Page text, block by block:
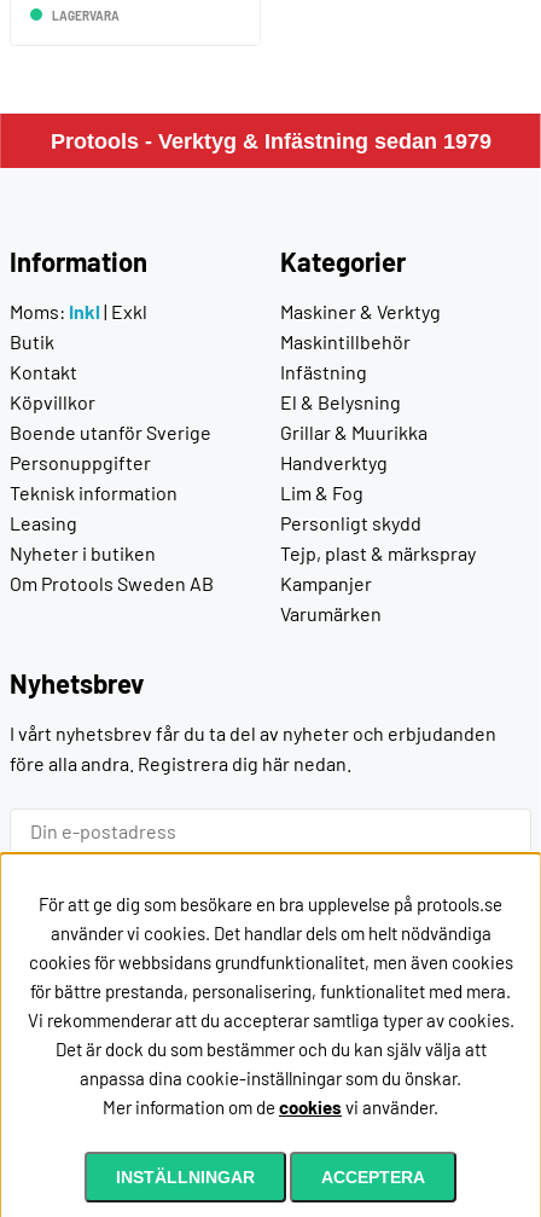
LAGERVARA
Protools - Verktyg & Infästning sedan 1979
Information
Moms: Inkl | Exkl
Butik
Kontakt
Köpvillkor
Boende utanför Sverige
Personuppgifter
Teknisk information
Leasing
Nyheter i butiken
Om Protools Sweden AB
Kategorier
Maskiner & Verktyg
Maskintillbehör
Infästning
El & Belysning
Grillar & Muurikka
Handverktyg
Lim & Fog
Personligt skydd
Tejp, plast & märkspray
Kampanjer
Varumärken
Nyhetsbrev
I vårt nyhetsbrev får du ta del av nyheter och erbjudanden
före alla andra. Registrera dig här nedan.
Ok
Kontakt
eller ring oss på +46162002020
För att ge dig som besökare en bra upplevelse på protools.se
använder vi cookies. Det handlar dels om helt nödvändiga
cookies för webbsidans grundfunktionalitet, men även cookies
för bättre prestanda, personalisering, funktionalitet med mera.
Vi rekommenderar att du accepterar samtliga typer av cookies.
Det är dock du som bestämmer och du kan själv välja att
anpassa dina cookie-inställningar som du önskar.
Mer information om de cookies vi använder.
INSTÄLLNINGAR ACCEPTERA